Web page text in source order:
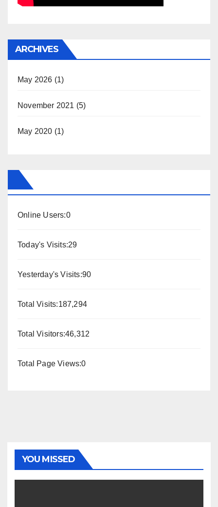
ARCHIVES
May 2026 (1)
November 2021 (5)
May 2020 (1)
Online Users:0
Today's Visits:29
Yesterday's Visits:90
Total Visits:187,294
Total Visitors:46,312
Total Page Views:0
YOU MISSED